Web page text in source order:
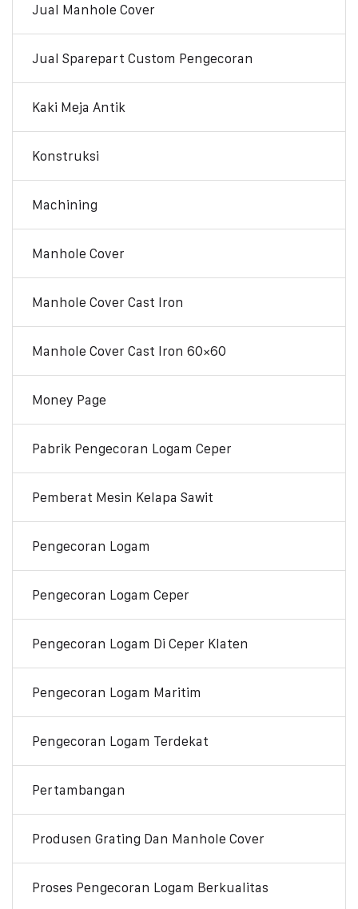
Jual Manhole Cover
Jual Sparepart Custom Pengecoran
Kaki Meja Antik
Konstruksi
Machining
Manhole Cover
Manhole Cover Cast Iron
Manhole Cover Cast Iron 60×60
Money Page
Pabrik Pengecoran Logam Ceper
Pemberat Mesin Kelapa Sawit
Pengecoran Logam
Pengecoran Logam Ceper
Pengecoran Logam Di Ceper Klaten
Pengecoran Logam Maritim
Pengecoran Logam Terdekat
Pertambangan
Produsen Grating Dan Manhole Cover
Proses Pengecoran Logam Berkualitas